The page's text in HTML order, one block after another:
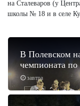
на Сталеваров (у
школы № 18 и в селе
завтра
В Полевском
чемпионата